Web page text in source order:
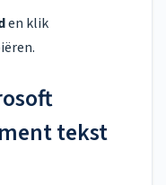
en klik
tekst